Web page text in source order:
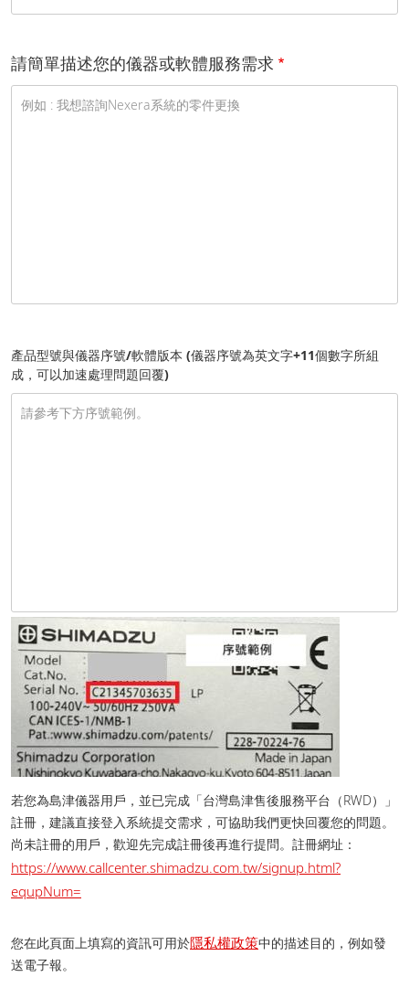
請簡單描述您的儀器或軟體服務需求
產品型號與儀器序號/軟體版本 (儀器序號為英文字+11個數字所組
成，可以加速處理問題回覆)
若您為島津儀器用戶，並已完成「台灣島津售後服務平台（RWD）」
註冊，建議直接登入系統提交需求，可協助我們更快回覆您的問題。
尚未註冊的用戶，歡迎先完成註冊後再進行提問。 註冊網址：
https://www.callcenter.shimadzu.com.tw/signup.html?
equpNum=
您在此頁面上填寫的資訊可用於隱私權政策中的描述目的，例如發
送電子報。